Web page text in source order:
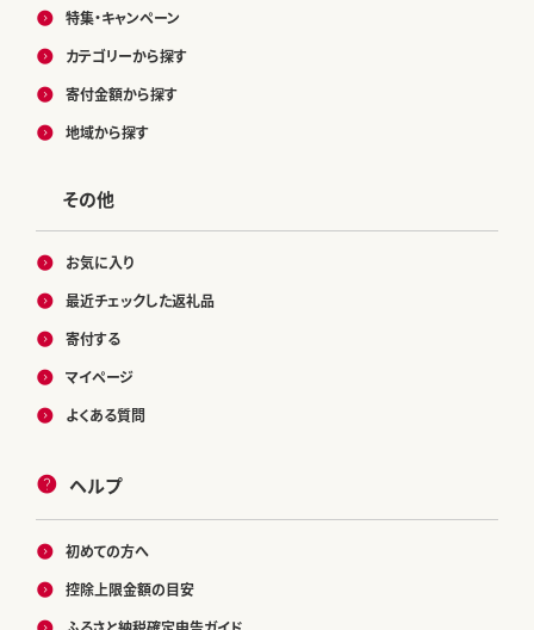
特集・キャンペーン
カテゴリーから探す
寄付金額から探す
地域から探す
その他
お気に入り
最近チェックした返礼品
寄付する
マイページ
よくある質問
ヘルプ
初めての方へ
控除上限金額の目安